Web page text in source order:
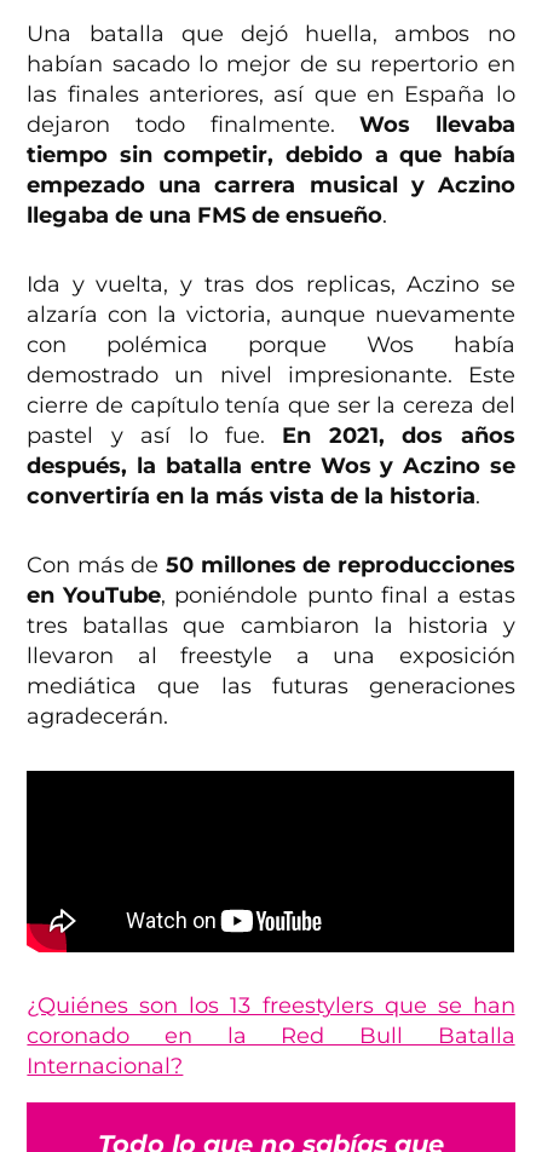
Una batalla que dejó huella, ambos no
habían sacado lo mejor de su repertorio en
las finales anteriores, así que en España lo
dejaron todo finalmente.Wos llevaba
tiempo sin competir, debido a que había
empezado una carrera musical y Aczino
llegaba de una FMS de ensueño.
Ida y vuelta, y tras dos replicas, Aczino se
alzaría con la victoria, aunque nuevamente
con polémica porque Wos había
demostrado un nivel impresionante. Este
cierre de capítulo tenía que ser la cereza del
pastel y así lo fue. En 2021, dos años
después, la batalla entre Wos y Aczino se
convertiría en la más vista de la historia.
Con más de 50 millones de reproducciones
en YouTube, poniéndole punto final a estas
tres batallas que cambiaron la historia y
llevaron al freestyle a una exposición
mediática que las futuras generaciones
agradecerán.
¿Quiénes son los 13 freestylers que se han
coronado en la Red Bull Batalla
Internacional?
Todo lo que no sabías que